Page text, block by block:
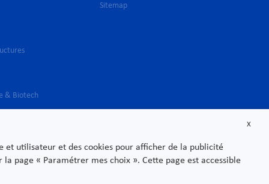
& Biotech
Sitemap
X
et utilisateur et des cookies pour afficher de la publicité
page « Paramétrer mes choix ». Cette page est accessible